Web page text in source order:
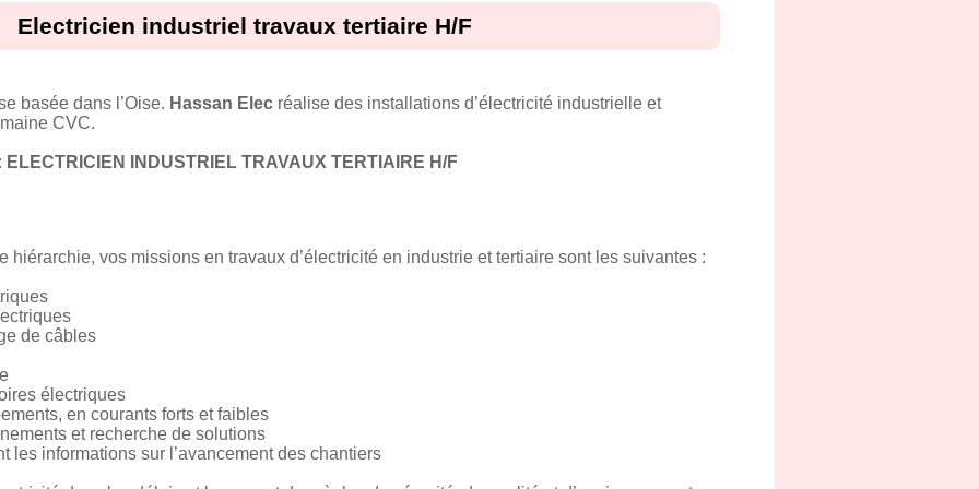
Electricien industriel travaux tertiaire H/F
basée dans l’Oise. Hassan Elec réalise des installations d’électricité industrielle et
CVC.
ELECTRICIEN INDUSTRIEL TRAVAUX TERTIAIRE H/F
hiérarchie, vos missions en travaux d’électricité en industrie et tertiaire sont les suivantes :
de câbles
électriques
en courants forts et faibles
et recherche de solutions
les informations sur l’avancement des chantiers